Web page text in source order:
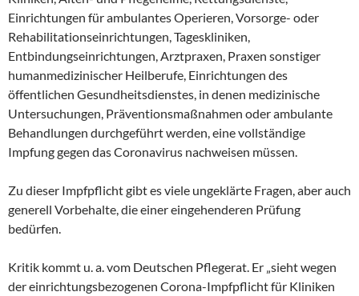
Einrichtungen für ambulantes Operieren, Vorsorge- oder
Rehabilitationseinrichtungen, Tageskliniken,
Entbindungseinrichtungen, Arztpraxen, Praxen sonstiger
humanmedizinischer Heilberufe, Einrichtungen des
öffentlichen Gesundheitsdienstes, in denen medizinische
Untersuchungen, Präventionsmaßnahmen oder ambulante
Behandlungen durchgeführt werden, eine vollständige
Impfung gegen das Coronavirus nachweisen müssen.
Zu dieser Impfpflicht gibt es viele ungeklärte Fragen, aber auch
generell Vorbehalte, die einer eingehenderen Prüfung
bedürfen.
Kritik kommt u. a. vom Deutschen Pflegerat. Er „sieht wegen
der einrichtungsbezogenen Corona-Impfpflicht für Kliniken